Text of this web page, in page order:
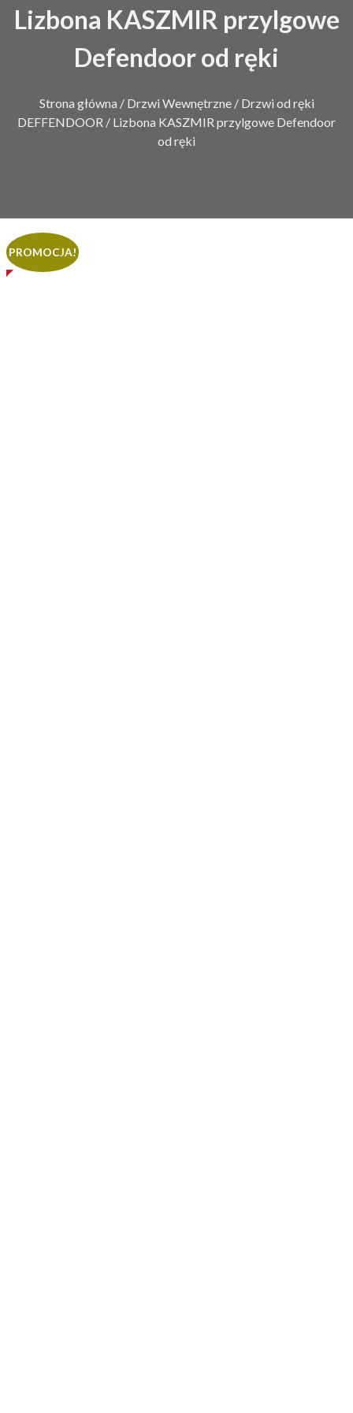
Lizbona KASZMIR przylgowe
Defendoor od ręki
Strona główna / Drzwi Wewnętrzne/ Drzwi od ręki
DEFFENDOOR / Lizbona KASZMIR przylgowe Defendoor
od ręki
PROMOCJA!